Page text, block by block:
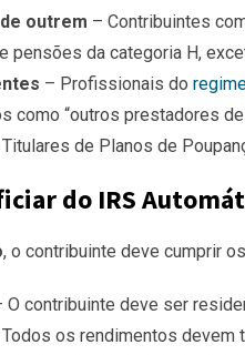
outrem – Contribuintes
pensões da categoria H,
– Profissionais do
como “outros prestadores
de Planos de
do IRS
, o contribuinte deve cumprir
O contribuinte deve ser
os rendimentos